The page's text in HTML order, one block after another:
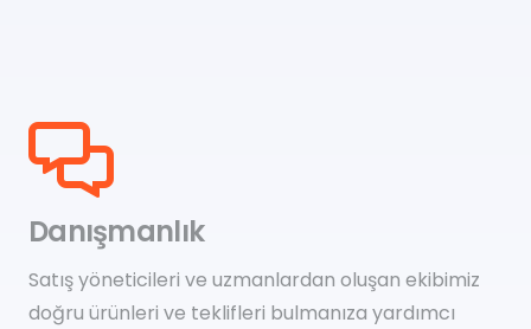
Danışmanlık
Satış yöneticileri ve uzmanlardan oluşan ekibimiz
doğru ürünleri ve teklifleri bulmanıza yardımcı